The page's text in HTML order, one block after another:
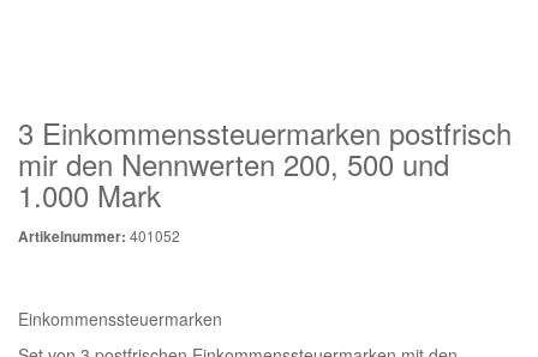
3 Einkommenssteuermarken postfrisch
mir den Nennwerten 200, 500 und
1.000 Mark
Artikelnummer: 401052
Einkommenssteuermarken